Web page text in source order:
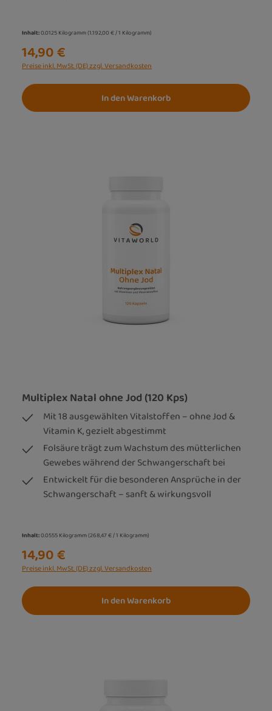
Inhalt:0.0125 Kilogramm(1.192,00 € / 1 Kilogramm)
14,90 €
Preise inkl. MwSt. (DE) zzgl. Versandkosten
In den Warenkorb
Multiplex Natal ohne Jod (120 Kps)
Mit 18 ausgewählten Vitalstoffen – ohne Jod &
Vitamin K, gezielt abgestimmt
Folsäure trägt zum Wachstum des mütterlichen
Gewebes während der Schwangerschaft bei
Entwickelt für die besonderen Ansprüche in der
Schwangerschaft – sanft & wirkungsvoll
Inhalt:0.0555 Kilogramm(268,47 € / 1 Kilogramm)
14,90 €
Preise inkl. MwSt. (DE) zzgl. Versandkosten
In den Warenkorb